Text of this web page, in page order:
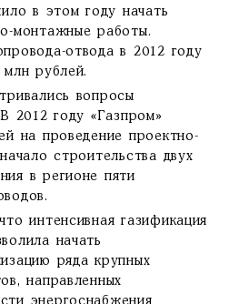
в этом году начать
монтажные работы.
отвода в 2012 году
рублей.
вопросы
2012 году «Газпром»
на проведение проектно-
строительства двух
в регионе пяти
интенсивная газификация
начать
ряда крупных
направленных
энергоснабжения